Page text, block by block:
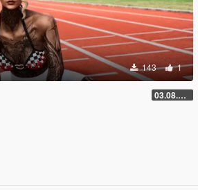
143 1
03.08.2026